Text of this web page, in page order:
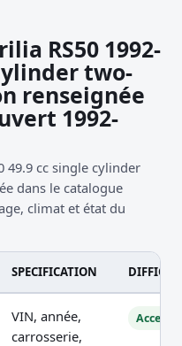
RS50 1992-
two-
renseignée
1992-
49.9 cc single cylinder
dans le catalogue
climat et état du
SPECIFICATION
VIN, année,
carrosserie,